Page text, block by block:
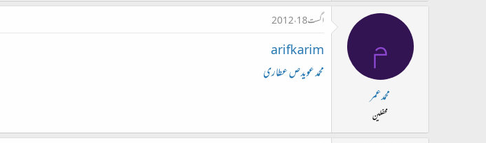
م
محمدعمر
محفلین
اگست 18، 2012
arifkarim
محمد عویدص عطاری